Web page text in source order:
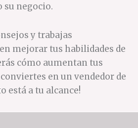
su negocio.
y trabajas
mejorar tus habilidades de
cómo aumentan tus
en un vendedor de
está a tu alcance!